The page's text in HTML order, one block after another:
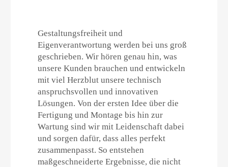
Gestaltungsfreiheit und
Eigenverantwortung werden bei uns groß
geschrieben. Wir hören genau hin, was
unsere Kunden brauchen und entwickeln
mit viel Herzblut unsere technisch
anspruchsvollen und innovativen
Lösungen. Von der ersten Idee über die
Fertigung und Montage bis hin zur
Wartung sind wir mit Leidenschaft dabei
und sorgen dafür, dass alles perfekt
zusammenpasst. So entstehen
maßgeschneiderte Ergebnisse, die nicht